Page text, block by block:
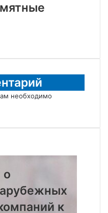
необходимо
о
к